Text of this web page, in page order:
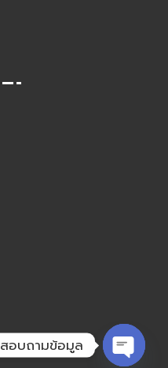
สอบถามข้อมูล